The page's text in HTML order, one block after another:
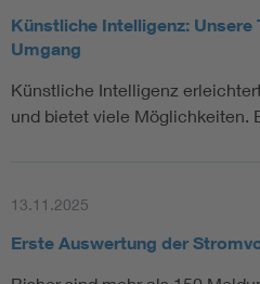
Künstliche Intelligenz: Unsere
Umgang
Künstliche Intelligenz
und bietet viele Möglichkeiten.
13.11.2025
Erste Auswertung der